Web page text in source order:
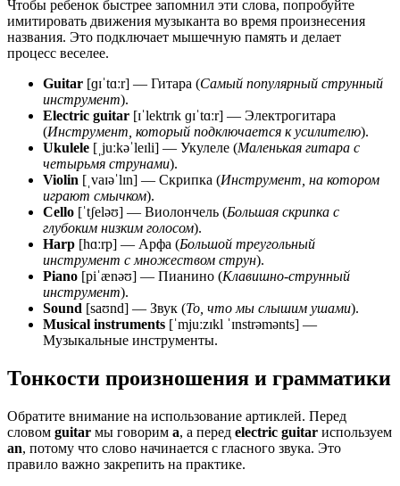
Чтобы ребенок быстрее запомнил эти слова, попробуйте
имитировать движения музыканта во время произнесения
названия. Это подключает мышечную память и делает
процесс веселее.
Guitar [ɡɪˈtɑːr] — Гитара (Самый популярный струнный
инструмент).
Electric guitar [ɪˈlektrɪk ɡɪˈtɑːr] — Электрогитара
(Инструмент, который подключается к усилителю).
Ukulele [ˌjuːkəˈleɪli] — Укулеле (Маленькая гитара с
четырьмя струнами).
Violin [ˌvaɪəˈlɪn] — Скрипка (Инструмент, на котором
играют смычком).
Cello [ˈtʃeləʊ] — Виолончель (Большая скрипка с
глубоким низким голосом).
Harp [hɑːrp] — Арфа (Большой треугольный
инструмент с множеством струн).
Piano [piˈænəʊ] — Пианино (Клавишно-струнный
инструмент).
Sound [saʊnd] — Звук (То, что мы слышим ушами).
Musical instruments [ˈmjuːzɪkl ˈɪnstrəmənts] —
Музыкальные инструменты.
Тонкости произношения и грамматики
Обратите внимание на использование артиклей. Перед
словом guitar мы говорим a, а перед electric guitar используем
an, потому что слово начинается с гласного звука. Это
правило важно закрепить на практике.